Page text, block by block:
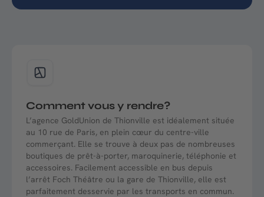
Comment vous y rendre?
L’agence GoldUnion de Thionville est idéalement située
au 10 rue de Paris, en plein cœur du centre-ville
commerçant. Elle se trouve à deux pas de nombreuses
boutiques de prêt-à-porter, maroquinerie, téléphonie et
accessoires. Facilement accessible en bus depuis
l’arrêt Foch Théâtre ou la gare de Thionville, elle est
parfaitement desservie par les transports en commun.